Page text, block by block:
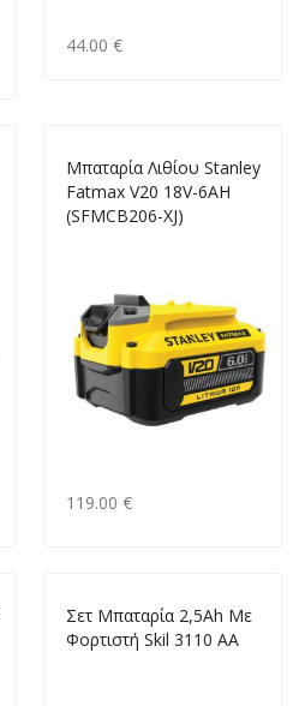
44.00 €
Μπαταρία Λιθίου Stanley
Fatmax V20 18V-6AH
(SFMCB206-XJ)
119.00 €
Σετ Μπαταρία 2,5Ah Με
Φορτιστή Skil 3110 AA